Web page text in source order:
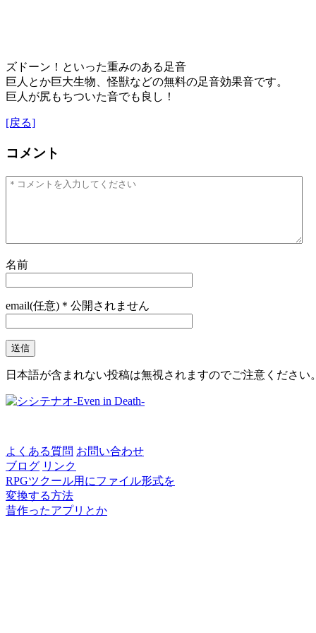
ズドーン！といった重みのある足音
巨人とか巨大生物、怪獣などの無料の足音効果音です。
巨人が尻もちついた音でも良し！
[戻る]
コメント
名前
email(任意)＊公開されません
日本語が含まれない投稿は無視されますのでご注意ください
よくある質問 お問い合わせ
ブログ リンク
RPGツクール用にファイル形式を
変換する方法
昔作ったアプリとか